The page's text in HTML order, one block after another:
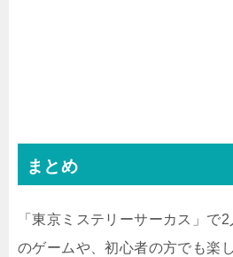
まとめ
「東京ミステリーサーカス」で
のゲームや、初心者の方でも楽